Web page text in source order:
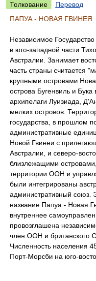
Толкование
Перевод
ПАПУА - НОВАЯ ГВИНЕЯ
Независимое
в юго-западной части
Австралии. Занимает
часть страны считается
крупными островами
острова Бугенвиль и
архипелаги Луизиада,
мелких островов.
государства, в прошлом
административные
Новой Гвинеи с
Австралии, и северо-
близлежащими
территории ООН и
были интегрированы
административный союз.
название Папуа - Новая
внутреннее
провозглашена
член ООН и британского
Численность населения
Порт-Морсби на юго-